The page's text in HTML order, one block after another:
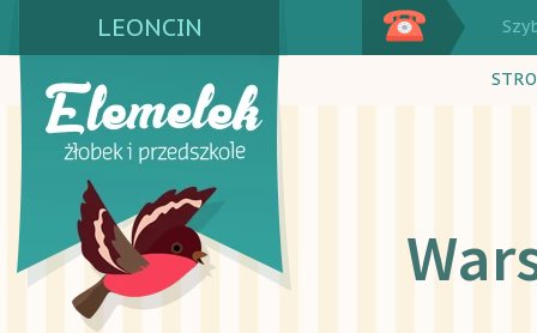
LEONCIN